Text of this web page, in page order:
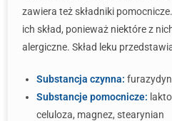
zawiera też składniki
ich skład, ponieważ niektóre z
alergiczne. Skład leku
Substancja czynna:
Substancje pomocnicze:
celuloza, magnez, stearynian